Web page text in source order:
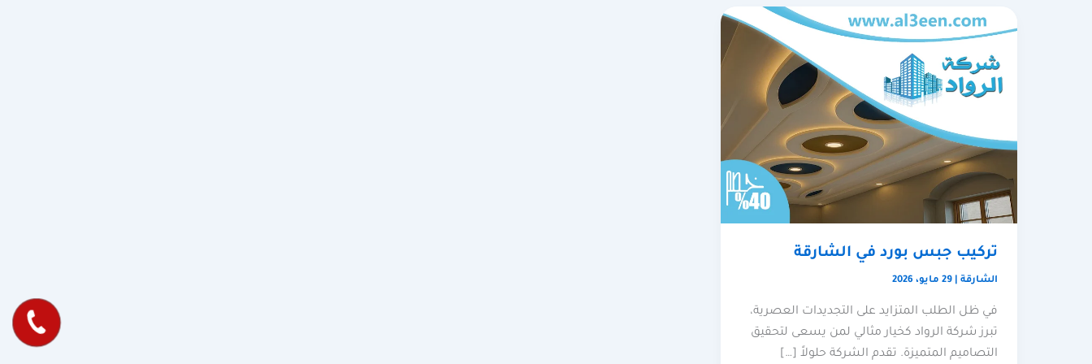
تركيب جبس بورد في الشارقة
الشارقة 29 مايو، 2026
في ظل الطلب المتزايد على التجديدات العصرية،
تبرز شركة الرواد كخيار مثالي لمن يسعى لتحقيق
التصاميم المتميزة. تقدم الشركة حلولاً […]